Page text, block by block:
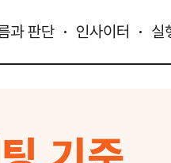
과 판단 인사이터 실